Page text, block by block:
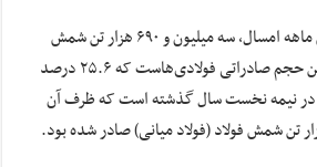
طبق آمار، در مجموع شش ماهه امسال، سه میلیون و ۶٩٠ هزار تن شمش
فولاد صادر شده که بیشترین حجم صادراتی فولادی‌هاست که ۲۵.۶ درصد
در نیمه نخست سال گذشته است که ظرف آن